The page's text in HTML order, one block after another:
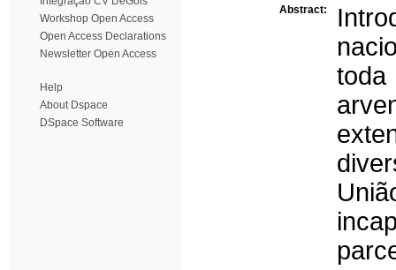
Workshop Open Access
Open Access Declarations
Newsletter Open Access
Help
About Dspace
DSpace Software
Abstract: